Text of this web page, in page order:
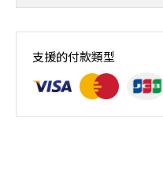
｜單人報名方案說明｜ 本
人數未達開班門檻，或因
情況安排延期或併班處理
無法上課，僅提供課程延
支援的付款類型